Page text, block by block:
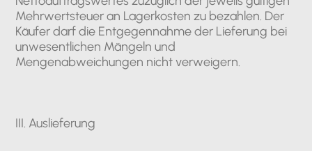
Mehrwertsteuer an Lagerkosten zu bezahlen. Der
Käufer darf die Entgegennahme der Lieferung bei
unwesentlichen Mängeln und
Mengenabweichungen nicht verweigern.
III. Auslieferung